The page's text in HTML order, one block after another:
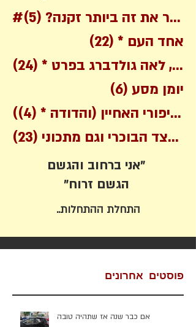
אני ברחוב והגשם"
התחלת ההתחלות..
#אפשר את זה ביותר זקנה?
(5)
אחד העם * (22)
שירים בכלל, לאה גולדברג בפרט *
(24)
יומן מסע (6)
(מסיפורי האחיין (והדודה *
(4)
על הצד הסורי והצד הבוכרי וגם מתכוני
(23)
פוסטים אחרונים
אם כבר שנה אז שתהיה טובה